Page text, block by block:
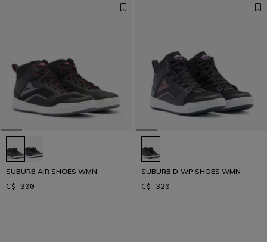
SUBURB AIR SHOES WMN
C$ 300
SUBURB D-WP SHOES WMN
C$ 320